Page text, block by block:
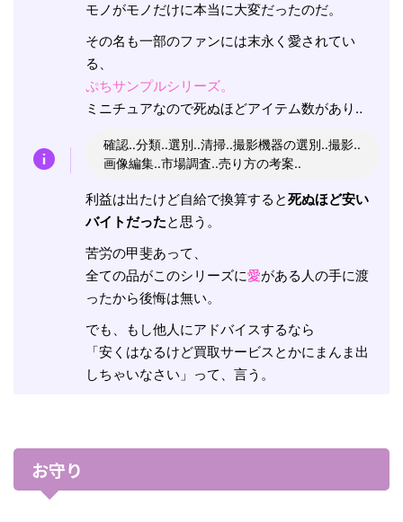
モノがモノだけに本当に大変だったのだ。
その名も一部のファンには末永く愛されてい
る、
ぷちサンプルシリーズ。
ミニチュアなので死ぬほどアイテム数があり‥
確認‥分類‥選別‥清掃‥撮影機器の選別‥撮影‥
画像編集‥市場調査‥売り方の考案‥
利益は出たけど自給で換算すると死ぬほど安い
バイトだったと思う。
苦労の甲斐あって、
全ての品がこのシリーズに愛がある人の手に渡
ったから後悔は無い。
でも、もし他人にアドバイスするなら
「安くはなるけど買取サービスとかにまんま出
しちゃいなさい」って、言う。
お守り